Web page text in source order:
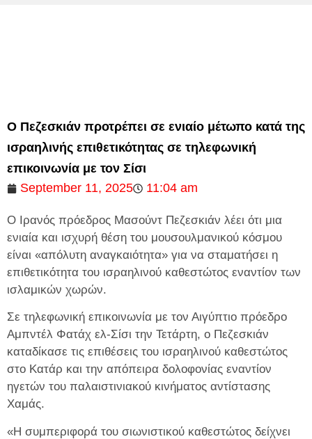
Ο Πεζεσκιάν προτρέπει σε ενιαίο μέτωπο κατά της
ισραηλινής επιθετικότητας σε τηλεφωνική
επικοινωνία με τον Σίσι
September 11, 2025
11:04 am
Ο Ιρανός πρόεδρος Μασούντ Πεζεσκιάν λέει ότι μια
ενιαία και ισχυρή θέση του μουσουλμανικού κόσμου
είναι «απόλυτη αναγκαιότητα» για να σταματήσει η
επιθετικότητα του ισραηλινού καθεστώτος εναντίον των
ισλαμικών χωρών.
Σε τηλεφωνική επικοινωνία με τον Αιγύπτιο πρόεδρο
Αμπντέλ Φατάχ ελ-Σίσι την Τετάρτη, ο Πεζεσκιάν
καταδίκασε τις επιθέσεις του ισραηλινού καθεστώτος
στο Κατάρ και την απόπειρα δολοφονίας εναντίον
ηγετών του παλαιστινιακού κινήματος αντίστασης
Χαμάς.
«Η συμπεριφορά του σιωνιστικού καθεστώτος δείχνει